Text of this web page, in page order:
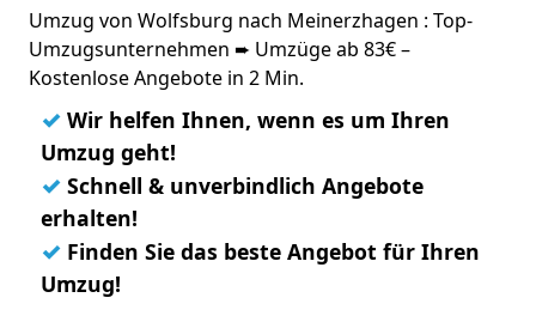
Umzug von Wolfsburg nach Meinerzhagen : Top-
Umzugsunternehmen ➨ Umzüge ab 83€ –
Kostenlose Angebote in 2 Min.
✓ Wir helfen Ihnen, wenn es um Ihren
Umzug geht!
✓ Schnell & unverbindlich Angebote
erhalten!
✓ Finden Sie das beste Angebot für Ihren
Umzug!